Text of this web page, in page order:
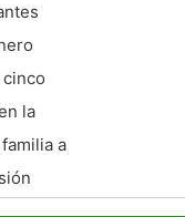
la
a